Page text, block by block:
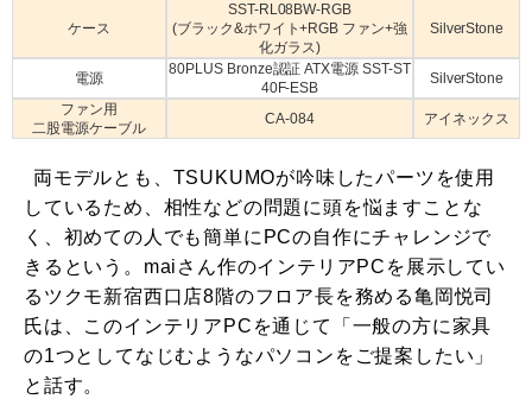
ケース
SST-RL08BW-RGB
(ブラック&ホワイト+RGB ファン+強
化ガラス)
SilverStone
電源
80PLUS Bronze認証 ATX電源 SST-ST
40F-ESB
SilverStone
ファン用
二股電源ケーブル
CA-084 アイネックス
両モデルとも、TSUKUMOが吟味したパーツを使用
しているため、相性などの問題に頭を悩ますことな
く、初めての人でも簡単にPCの自作にチャレンジで
きるという。maiさん作のインテリアPCを展示してい
るツクモ新宿西口店8階のフロア長を務める亀岡悦司
氏は、このインテリアPCを通じて「一般の方に家具
の1つとしてなじむようなパソコンをご提案したい」
と話す。